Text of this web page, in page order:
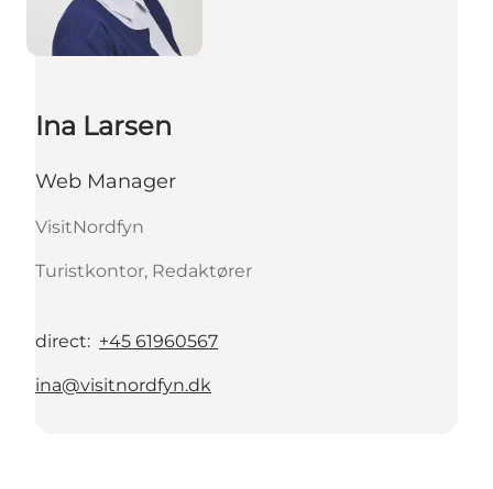
Für Kinder
Ina Larsen
Web Manager
VisitNordfyn
Turistkontor, Redaktører
direct: +45 61960567
ina@visitnordfyn.dk